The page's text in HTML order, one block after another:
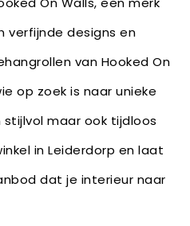
verfijnde designs en
van Hooked On
op zoek is naar unieke
maar ook tijdloos
in Leiderdorp en laat
dat je interieur naar